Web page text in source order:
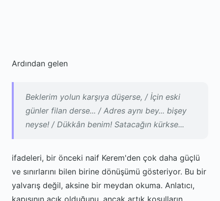
Ardından gelen
Beklerim yolun karşıya düşerse, / İçin eski
günler filan derse... / Adres aynı bey... bişey
neyse! / Dükkân benim! Satacağın kürkse...
ifadeleri, bir önceki naif Kerem'den çok daha güçlü
ve sınırlarını bilen birine dönüşümü gösteriyor. Bu bir
yalvarış değil, aksine bir meydan okuma. Anlatıcı,
kapısının açık olduğunu, ancak artık koşulların